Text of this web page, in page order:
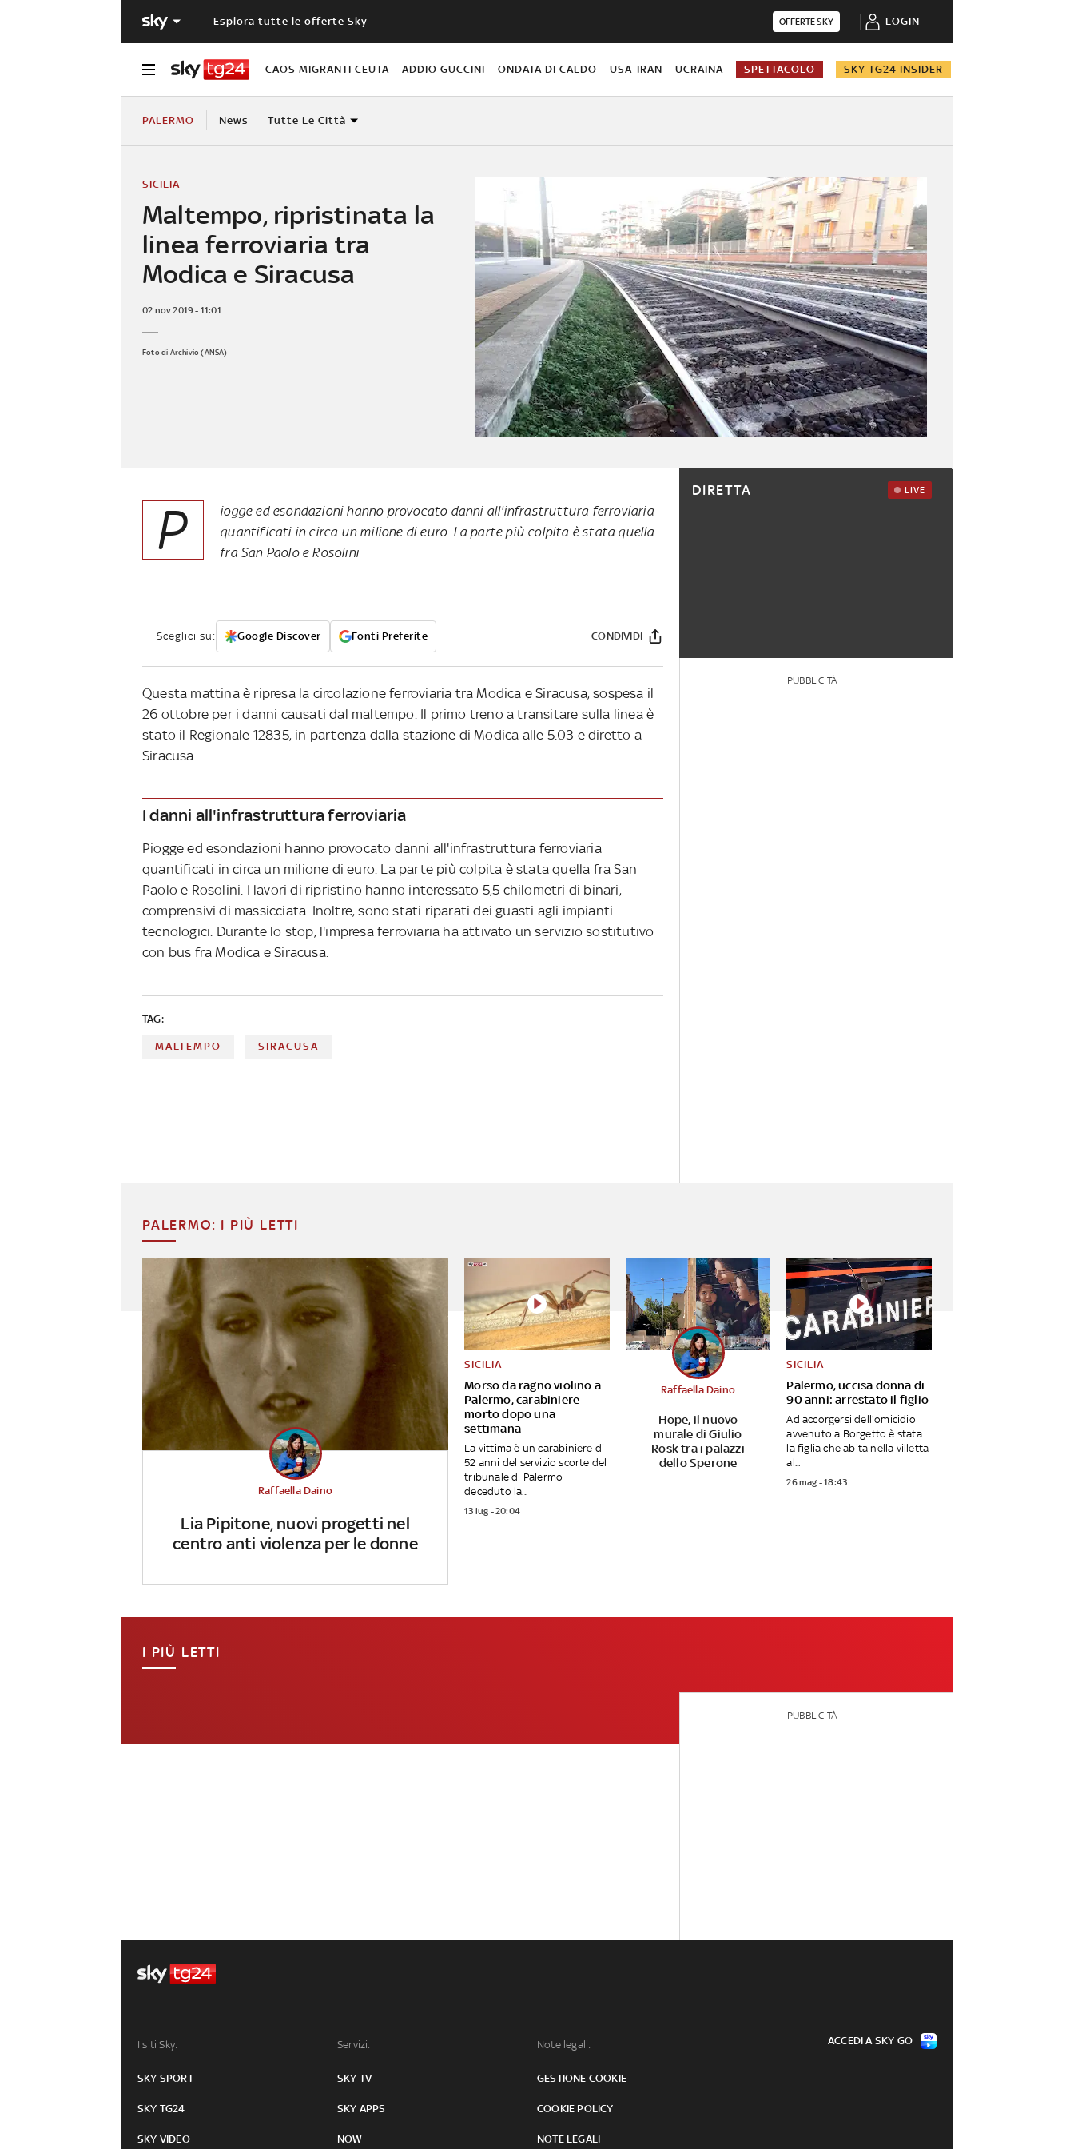
Esplora tutte le offerte Sky OFFERTE SKY LOGIN
CAOS MIGRANTI CEUTA ADDIO GUCCINI ONDATA DI CALDO USA-IRAN UCRAINA SPETTACOLO SKY TG24 INSIDER
PALERMO News Tutte Le Città
Maltempo, ripristinata la
linea ferroviaria tra
Modica e Siracusa
SICILIA
02 nov 2019 - 11:01
Foto di Archivio (ANSA)
P
iogge ed esondazioni hanno provocato danni all'infrastruttura ferroviaria
quantificati in circa un milione di euro. La parte più colpita è stata quella
fra San Paolo e Rosolini
Sceglici su: Google Discover Fonti Preferite CONDIVIDI
Questa mattina è ripresa la circolazione ferroviaria tra Modica e Siracusa, sospesa il
26 ottobre per i danni causati dal maltempo. Il primo treno a transitare sulla linea è
stato il Regionale 12835, in partenza dalla stazione di Modica alle 5.03 e diretto a
Siracusa.
I danni all'infrastruttura ferroviaria
Piogge ed esondazioni hanno provocato danni all'infrastruttura ferroviaria
quantificati in circa un milione di euro. La parte più colpita è stata quella fra San
Paolo e Rosolini. I lavori di ripristino hanno interessato 5,5 chilometri di binari,
comprensivi di massicciata. Inoltre, sono stati riparati dei guasti agli impianti
tecnologici. Durante lo stop, l'impresa ferroviaria ha attivato un servizio sostitutivo
con bus fra Modica e Siracusa.
TAG:
MALTEMPO SIRACUSA
DIRETTA LIVE
PUBBLICITÀ
PALERMO: I PIÙ LETTI
Lia Pipitone, nuovi progetti nel
centro anti violenza per le donne
Raffaella Daino
Morso da ragno violino a
Palermo, carabiniere
morto dopo una
settimana
SICILIA
La vittima è un carabiniere di
52 anni del servizio scorte del
tribunale di Palermo
deceduto la...
13 lug - 20:04
Hope, il nuovo
murale di Giulio
Rosk tra i palazzi
dello Sperone
Raffaella Daino
Palermo, uccisa donna di
90 anni: arrestato il figlio
SICILIA
Ad accorgersi dell'omicidio
avvenuto a Borgetto è stata
la figlia che abita nella villetta
al...
26 mag - 18:43
I PIÙ LETTI
PUBBLICITÀ
I siti Sky:
SKY SPORT
SKY TG24
SKY VIDEO
Servizi:
SKY TV
SKY APPS
NOW
Note legali:
GESTIONE COOKIE
COOKIE POLICY
NOTE LEGALI
ACCEDI A SKY GO